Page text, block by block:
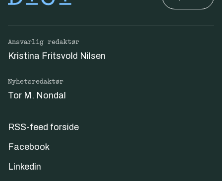
Ansvarlig redaktør
Kristina Fritsvold Nilsen
Nyhetsredaktør
Tor M. Nondal
RSS-feed forside
Facebook
Linkedin